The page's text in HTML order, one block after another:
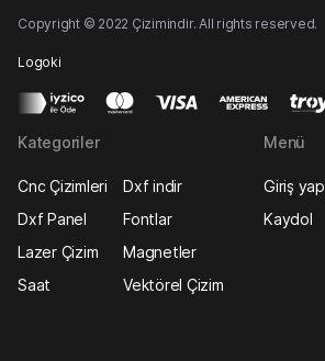
Copyright © 2022 Çizimindir. All rights reserved.
Logoki
Kategoriler
Cnc Çizimleri
Dxf indir
Dxf Panel
Fontlar
Lazer Çizim
Magnetler
Saat
Vektörel Çizim
Menü
Giriş yap
Kaydol